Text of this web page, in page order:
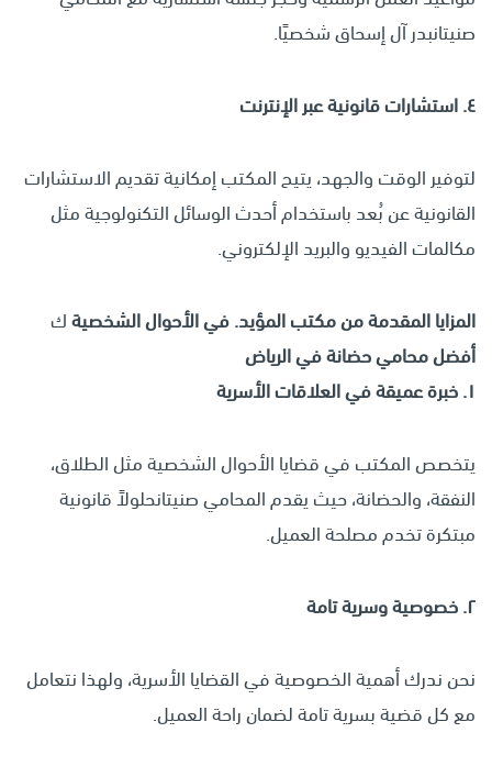
صنيتانبدر آل إسحاق شخصيًا.
٤.استشارات قانونية عبر الإنترنت
لتوفير الوقت والجهد، يتيح المكتب إمكانية تقديم الاستشارات
القانونية عن بُعد باستخدام أحدث الوسائل التكنولوجية مثل
مكالمات الفيديو والبريد الإلكتروني.
المزايا المقدمة من مكتب المؤيد. في الأحوال الشخصيةك
أفضل محامي حضانة في الرياض
١.خبرة عميقة في العلاقات الأسرية
يتخصص المكتب في قضايا الأحوال الشخصية مثل الطلاق،
النفقة، والحضانة، حيث يقدم المحامي صنيتانحلولاً قانونية
مبتكرة تخدم مصلحة العميل.
٢.خصوصية وسرية تامة
نحن ندرك أهمية الخصوصية في القضايا الأسرية، ولهذا نتعامل
مع كل قضية بسرية تامة لضمان راحة العميل.